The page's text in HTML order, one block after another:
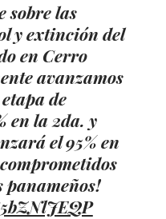
sobre las
y extinción del
en Cerro
avanzamos
de
en la 2da. y
el 95% en
panameños!